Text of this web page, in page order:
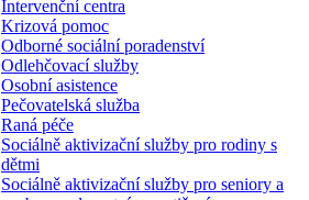
Intervenční centra
Krizová pomoc
Odborné sociální poradenství
Odlehčovací služby
Osobní asistence
Pečovatelská služba
Raná péče
Sociálně aktivizační služby pro rodiny s
dětmi
Sociálně aktivizační služby pro seniory a